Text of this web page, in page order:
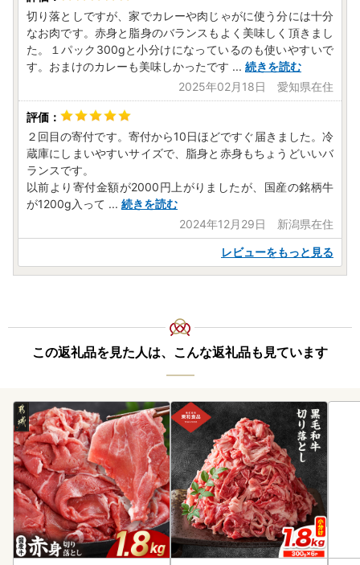
切り落としですが、家でカレーや肉じゃがに使う分には十分
なお肉です。赤身と脂身のバランスもよく美味しく頂きまし
た。１パック300gと小分けになっているのも使いやすいで
す。おまけのカレーも美味しかったです ... 続きを読む
2025年02月18日 愛知県在住
２回目の寄付です。寄付から10日ほどですぐ届きました。冷
蔵庫にしまいやすいサイズで、脂身と赤身もちょうどいいバ
ランスです。
以前より寄付金額が2000円上がりましたが、国産の銘柄牛
が1200g入って ... 続きを読む
2024年12月29日 新潟県在住
レビューをもっと見る
この返礼品を見た人は、こんな返礼品も見ています